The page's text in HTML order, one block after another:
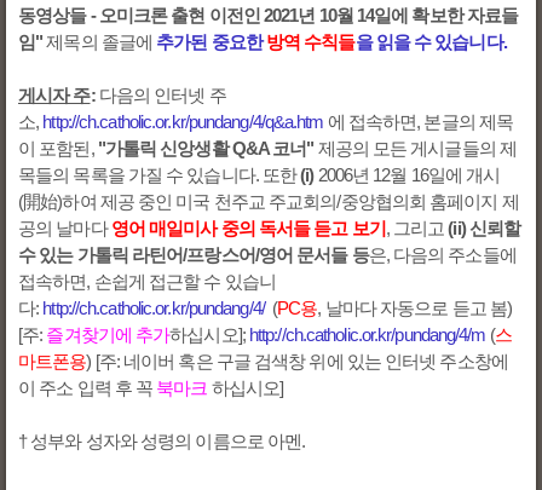
동영상들 - 오미크론 출현 이전인 2021년 10월 14일에 확보한 자료들
임"제목의 졸글에 추가된 중요한방역 수칙들을 읽을 수 있습니다.
게시자 주: 다음의 인터넷 주
소, http://ch.catholic.or.kr/pundang/4/q&a.htm 에 접속하면, 본글의 제목
이 포함된, "가톨릭 신앙생활 Q&A 코너" 제공의 모든 게시글들의 제
목들의 목록을 가질 수 있습니다. 또한(i)2006년 12월 16일에 개시
(開始)하여 제공 중인 미국 천주교 주교회의/중앙협의회 홈페이지 제
공의 날마다영어 매일미사 중의 독서들 듣고 보기 , 그리고 (ii) 신뢰할
수 있는 가톨릭 라틴어/프랑스어/영어 문서들 등은, 다음의 주소들에
접속하면, 손쉽게 접근할 수 있습니
다: http://ch.catholic.or.kr/pundang/4/(PC용, 날마다 자동으로 듣고 봄)
[주: 즐겨찾기에 추가하십시오]; http://ch.catholic.or.kr/pundang/4/m (스
마트폰용) [주: 네이버 혹은 구글 검색창 위에 있는 인터넷 주소창에
이 주소 입력 후 꼭 북마크 하십시오]
† 성부와 성자와 성령의 이름으로 아멘.